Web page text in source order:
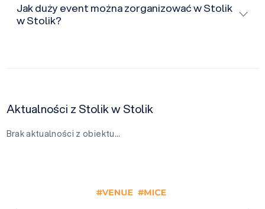
Jak duży event można zorganizować w Stolik
w Stolik?
Aktualności z Stolik w Stolik
Brak aktualności z obiektu…